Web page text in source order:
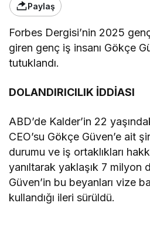
Paylaş
Forbes Dergisi’nin 2025
giren genç iş insanı Gökçe
tutuklandı.
DOLANDIRICILIK İDDİASI
ABD’de Kalder’in 22
CEO’su Gökçe Güven’e ait
durumu ve iş ortaklıkları
yanıltarak yaklaşık 7 milyon
Güven’in bu beyanları vize
kullandığı ileri sürüldü.